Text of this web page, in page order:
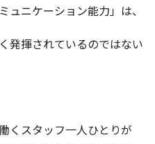
ュニケーション能力」は、
発揮されているのではない
くスタッフ一人ひとりが